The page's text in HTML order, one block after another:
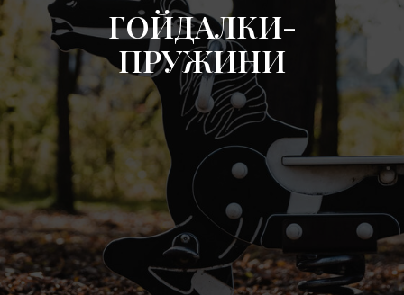
ГОЙДАЛКИ-
ПРУЖИНИ